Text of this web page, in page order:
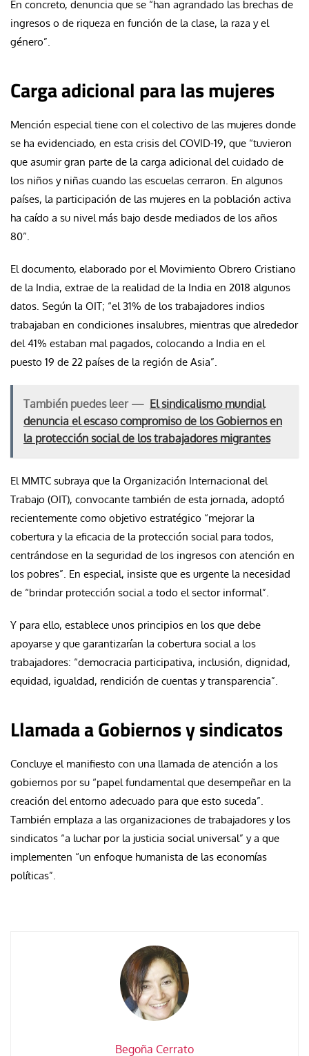
En concreto, denuncia que se “han agrandado las brechas de
ingresos o de riqueza en función de la clase, la raza y el
género”.
Carga adicional para las mujeres
Mención especial tiene con el colectivo de las mujeres donde
se ha evidenciado, en esta crisis del COVID-19, que “tuvieron
que asumir gran parte de la carga adicional del cuidado de
los niños y niñas cuando las escuelas cerraron. En algunos
países, la participación de las mujeres en la población activa
ha caído a su nivel más bajo desde mediados de los años
80”.
El documento, elaborado por el Movimiento Obrero Cristiano
de la India, extrae de la realidad de la India en 2018 algunos
datos. Según la OIT; “el 31% de los trabajadores indios
trabajaban en condiciones insalubres, mientras que alrededor
del 41% estaban mal pagados, colocando a India en el
puesto 19 de 22 países de la región de Asia”.
También puedes leer — El sindicalismo mundial
denuncia el escaso compromiso de los Gobiernos en
la protección social de los trabajadores migrantes
El MMTC subraya que la Organización Internacional del
Trabajo (OIT), convocante también de esta jornada, adoptó
recientemente como objetivo estratégico “mejorar la
cobertura y la eficacia de la protección social para todos,
centrándose en la seguridad de los ingresos con atención en
los pobres”. En especial, insiste que es urgente la necesidad
de “brindar protección social a todo el sector informal”.
Y para ello, establece unos principios en los que debe
apoyarse y que garantizarían la cobertura social a los
trabajadores: “democracia participativa, inclusión, dignidad,
equidad, igualdad, rendición de cuentas y transparencia”.
Llamada a Gobiernos y sindicatos
Concluye el manifiesto con una llamada de atención a los
gobiernos por su “papel fundamental que desempeñar en la
creación del entorno adecuado para que esto suceda”.
También emplaza a las organizaciones de trabajadores y los
sindicatos “a luchar por la justicia social universal” y a que
implementen “un enfoque humanista de las economías
políticas”.
Begoña Cerrato